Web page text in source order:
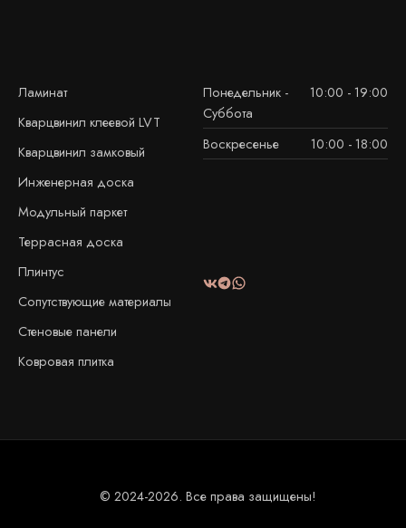
Ламинат
Кварцвинил клеевой LVT
Кварцвинил замковый
Инженерная доска
Модульный паркет
Террасная доска
Плинтус
Сопутствующие материалы
Стеновые панели
Ковровая плитка
Понедельник -
Суббота
10:00 - 19:00
Воскресенье 10:00 - 18:00
© 2024-2026. Все права защищены!